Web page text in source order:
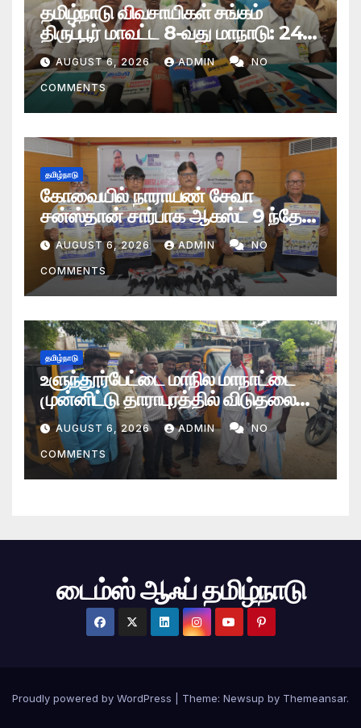
தமிழ்நாடு விவசாயிகள் சங்கம்
திருப்பூர் மாவட்ட 8-வது மாநாடு: 24
தீர்மானங்கள் நிறைவேற்றம்
AUGUST 6, 2026 ADMIN NO
COMMENTS
தமிழ்நாடு
கோவையில் நாராயண் சேவா
சன்ஸ்தான் சார்பாக ஆகஸ்ட் 9 ந்தேதி
மாபெரும் இலவச செயற்கை மூட்டு
வழங்கும் முகாம்
AUGUST 6, 2026 ADMIN NO
COMMENTS
தமிழ்நாடு
உளுந்தூர்பேட்டை மாநில மாநாட்டை
முன்னிட்டு தாராபுரத்தில் விடுதலை
சிறுத்தைகள் கட்சியினரின் தீவிர
பிரச்சாரப் பயணம்
AUGUST 6, 2026 ADMIN NO
COMMENTS
டைம்ஸ் ஆஃப் தமிழ்நாடு
Proudly powered by WordPress Theme: Newsup by Themeansar.